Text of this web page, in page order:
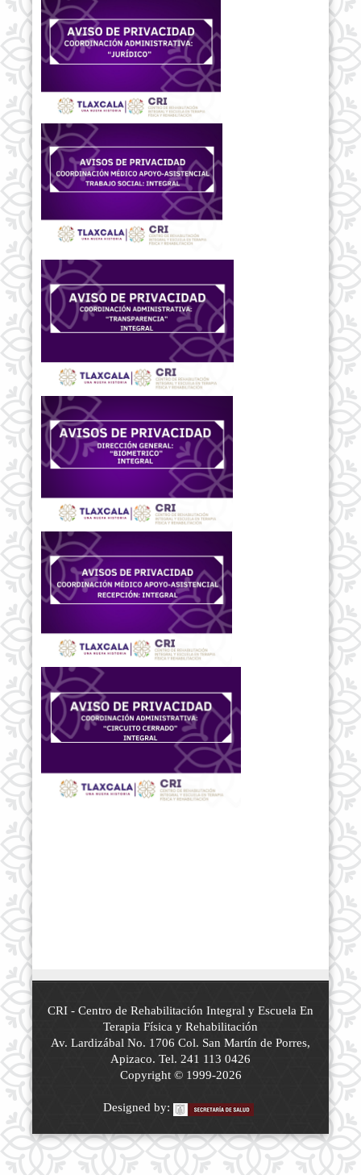
CRI - Centro de Rehabilitación Integral y Escuela En
Terapia Física y Rehabilitación
Av. Lardizábal No. 1706 Col. San Martín de Porres,
Apizaco. Tel. 241 113 0426
Copyright © 1999-2026
Designed by: